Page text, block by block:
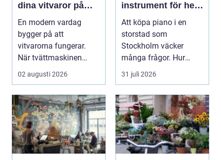
dina vitvaror på
rätt sätt
En modern vardag
bygger på att
vitvarorna fungerar.
När tvättmaskinen
stannar, diskm...
02 augusti 2026
instrument för hem
och scen
Att köpa piano i en
storstad som
Stockholm väcker
många frågor. Hur
hittar man ett
instrument som bå...
31 juli 2026